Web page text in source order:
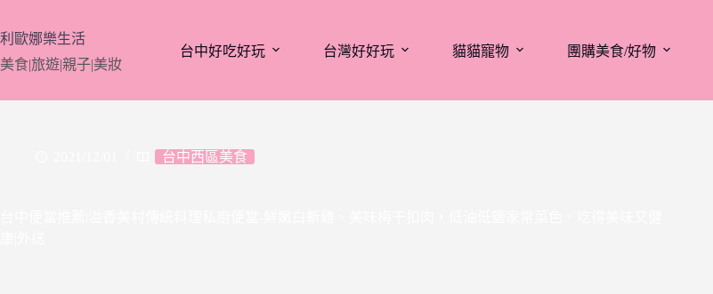
至
主
要
利歐娜樂生活
美食|旅遊|親子|美妝
台中好吃好玩 台灣好好玩 貓貓寵物 團購美食/好物
台中西區美食